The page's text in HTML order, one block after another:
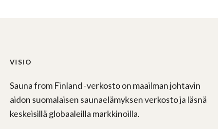
VISIO
Sauna from Finland -verkosto on maailman johtavin
aidon suomalaisen saunaelämyksen verkosto ja läsnä
keskeisillä globaaleilla markkinoilla.